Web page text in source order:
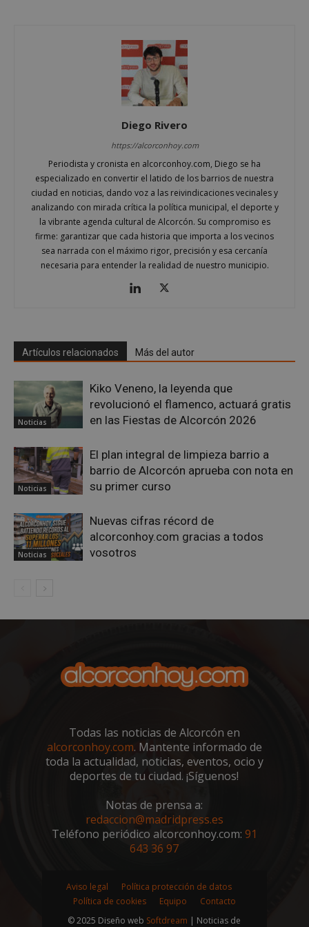
Diego Rivero
https://alcorconhoy.com
Periodista y cronista en alcorconhoy.com, Diego se ha
especializado en convertir el latido de los barrios de nuestra
ciudad en noticias, dando voz a las reivindicaciones vecinales y
analizando con mirada crítica la política municipal, el deporte y
la vibrante agenda cultural de Alcorcón. Su compromiso es
firme: garantizar que cada historia que importa a los vecinos
sea narrada con el máximo rigor, precisión y esa cercanía
necesaria para entender la realidad de nuestro municipio.
Artículos relacionados Más del autor
Noticias
Kiko Veneno, la leyenda que
revolucionó el flamenco, actuará gratis
en las Fiestas de Alcorcón 2026
Noticias
El plan integral de limpieza barrio a
barrio de Alcorcón aprueba con nota en
su primer curso
Noticias
Nuevas cifras récord de
alcorconhoy.com gracias a todos
vosotros
Todas las noticias de Alcorcón en
alcorconhoy.com. Mantente informado de
toda la actualidad, noticias, eventos, ocio y
deportes de tu ciudad. ¡Síguenos!
Notas de prensa a:
redaccion@madridpress.es
Teléfono periódico alcorconhoy.com: 91
643 36 97
Aviso legal
Política protección de datos
Política de cookies
Equipo
Contacto
© 2025 Diseño web Softdream | Noticias de
Las cookies estrictamente necesarias permiten la
funcionalidad principal del sitio web, como el
inicio de sesión de usuario y la gestión de cuentas.
El sitio web no se puede utilizar correctamente sin
las cookies estrictamente necesarias.
alcorconhoy.com
embed.bsky.app
sp_landing
Spotify Inc.
.spotify.com
.youtube.com
Privacy Policy